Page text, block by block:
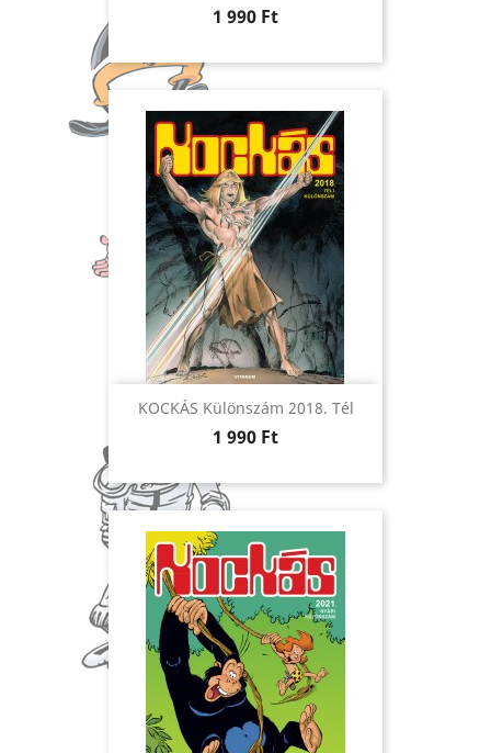
Ár
1 990 Ft
KOCKÁS Különszám 2018. Tél
Ár
1 990 Ft